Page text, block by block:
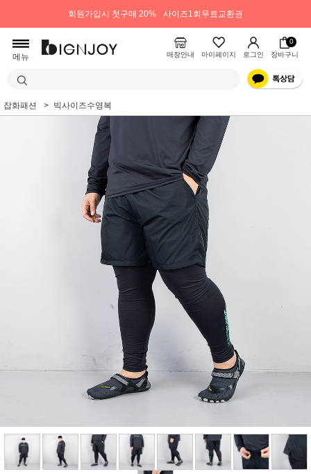
회원가입시 첫구매 20% 사이즈1회무료교환권
메뉴 매장안내 마이페이지 로그인
0
장바구니
잡화패션 빅사이즈수영복